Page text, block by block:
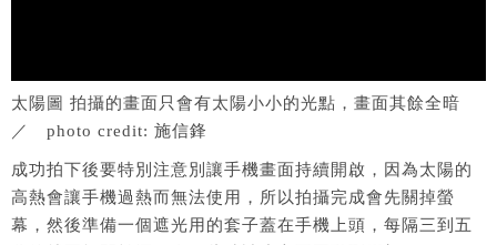
太陽圖 拍攝的畫面只會有太陽小小的光點，畫面其餘全暗
／ photo credit: 施信鋒
成功拍下後要特別注意別讓手機畫面持續開啟，因為太陽的
高熱會讓手機過熱而無法使用，所以拍攝完成會先關掉螢
幕，然後準備一個遮光用的套子蓋在手機上頭，每隔三到五